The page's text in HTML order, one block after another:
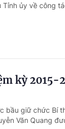
ủy về công
kỳ 2015-
bầu giữ chức Bí
Văn Quang